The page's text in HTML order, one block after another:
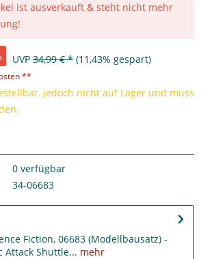
ist ausverkauft & steht nicht mehr
UVP 34,99 € * (11,43% gespart)
**
jedoch nicht auf Lager und muss
0verfügbar
34-06683
Fiction, 06683 (Modellbausatz) -
Attack Shuttle... mehr